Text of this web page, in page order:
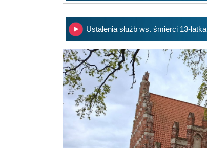
Ustalenia służb ws. śmierci 13-latka